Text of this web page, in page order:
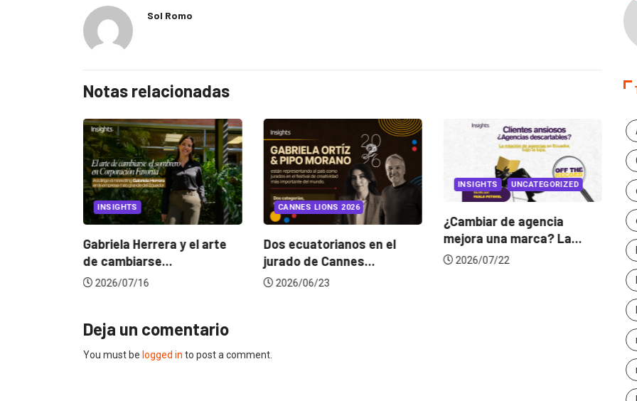
Sol Romo
Notas relacionadas
INSIGHTS
Gabriela Herrera y el arte
de cambiarse...
2026/07/16
CANNES LIONS 2026
Dos ecuatorianos en el
jurado de Cannes...
2026/06/23
INSIGHTS UNCATEGORIZED
¿Cambiar de agencia
mejora una marca? La...
2026/07/22
Deja un comentario
You must be logged in to post a comment.